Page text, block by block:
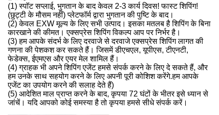
(1) स्पॉट सप्लाई, भुगतान के बाद केवल 2-3 कार्य दिवस! फास्ट शिपिंग!
(छुट्टी के मौसम नहीं) प्लेटफॉर्म द्वारा भुगतान की पुष्टि के बाद।
(2) केवल EXW मूल्य के लिए सभी उत्पाद। इसका मतलब है शिपिंग के बिना
कारखाने की कीमत। एक्सप्रेस शिपिंग विकल्प आप पर निर्भर है।
(3) हम आपके संदर्भ के लिए दरवाजे से दरवाजे एक्सप्रेस शिपिंग लागत की
गणना की पेशकश कर सकते हैं। जिसमें डीएचएल, यूपीएस, टीएनटी,
फेडेक्स, ईएमएस और एयर मेल शामिल हैं।
(4) ग्राहक भी अपने शिपिंग एजेंट हमसे संपर्क करने के लिए दे सकते हैं, और
हम उनके साथ सहयोग करने के लिए अपनी पूरी कोशिश करेंगे.हम आपके
एजेंट का उपयोग करने की सलाह देते हैं)
(5) आदेशित माल प्राप्त करने के बाद, कृपया 72 घंटों के भीतर इसे ध्यान से
जांचें। यदि आपको कोई समस्या है तो कृपया हमसे सीधे संपर्क करें।